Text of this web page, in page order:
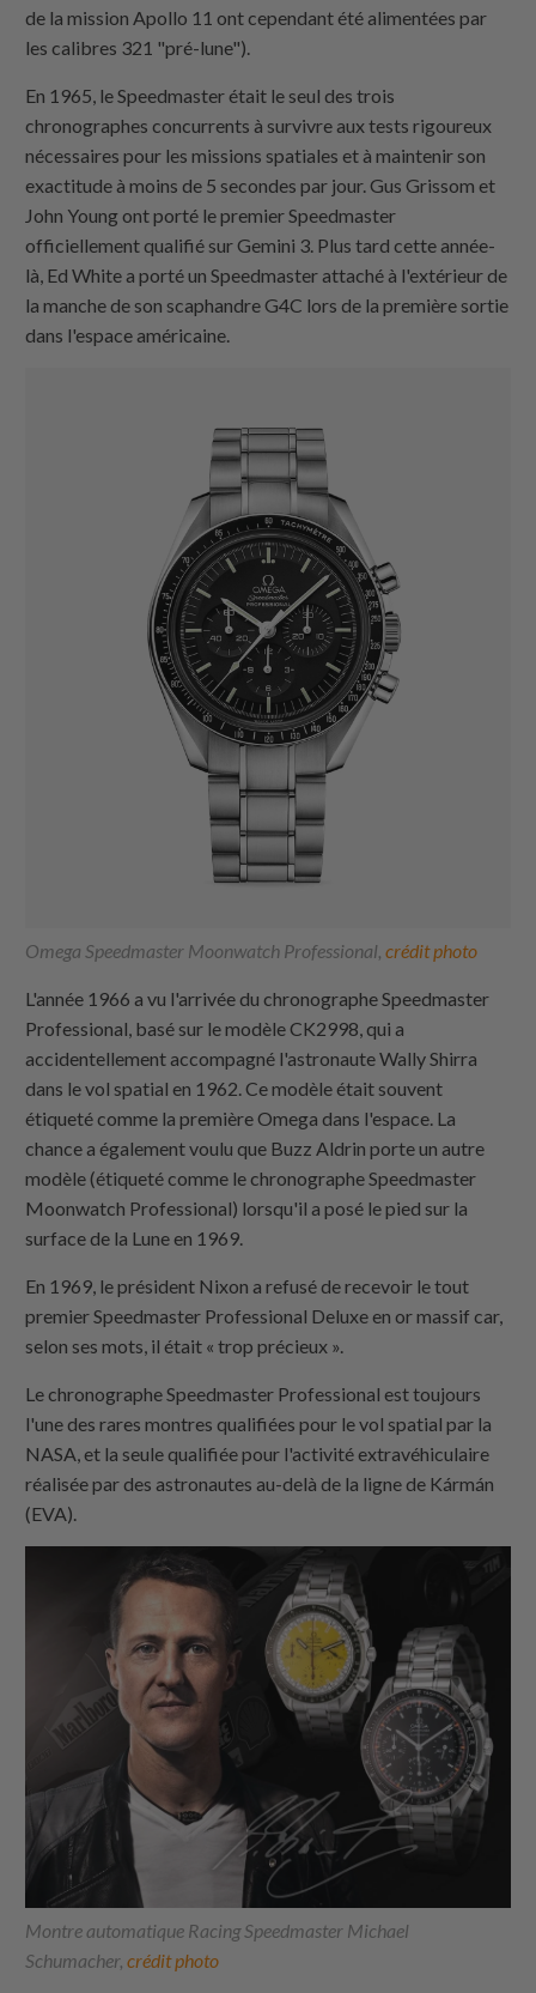
de la mission Apollo 11 ont cependant été alimentées par
les calibres 321 "pré-lune").
En 1965, le Speedmaster était le seul des trois
chronographes concurrents à survivre aux tests rigoureux
nécessaires pour les missions spatiales et à maintenir son
exactitude à moins de 5 secondes par jour. Gus Grissom et
John Young ont porté le premier Speedmaster
officiellement qualifié sur Gemini 3. Plus tard cette année-
là, Ed White a porté un Speedmaster attaché à l'extérieur de
la manche de son scaphandre G4C lors de la première sortie
dans l'espace américaine.
Omega Speedmaster Moonwatch Professional,crédit photo
L'année 1966 a vu l'arrivée du chronographe Speedmaster
Professional, basé sur le modèle CK2998, qui a
accidentellement accompagné l'astronaute Wally Shirra
dans le vol spatial en 1962. Ce modèle était souvent
étiqueté comme la première Omega dans l'espace. La
chance a également voulu que Buzz Aldrin porte un autre
modèle (étiqueté comme le chronographe Speedmaster
Moonwatch Professional) lorsqu'il a posé le pied sur la
surface de la Lune en 1969.
En 1969, le président Nixon a refusé de recevoir le tout
premier Speedmaster Professional Deluxe en or massif car,
selon ses mots, il était « trop précieux ».
Le chronographe Speedmaster Professional est toujours
l'une des rares montres qualifiées pour le vol spatial par la
NASA, et la seule qualifiée pour l'activité extravéhiculaire
réalisée par des astronautes au-delà de la ligne de Kármán
(EVA).
Montre automatique Racing Speedmaster Michael
Schumacher,crédit photo